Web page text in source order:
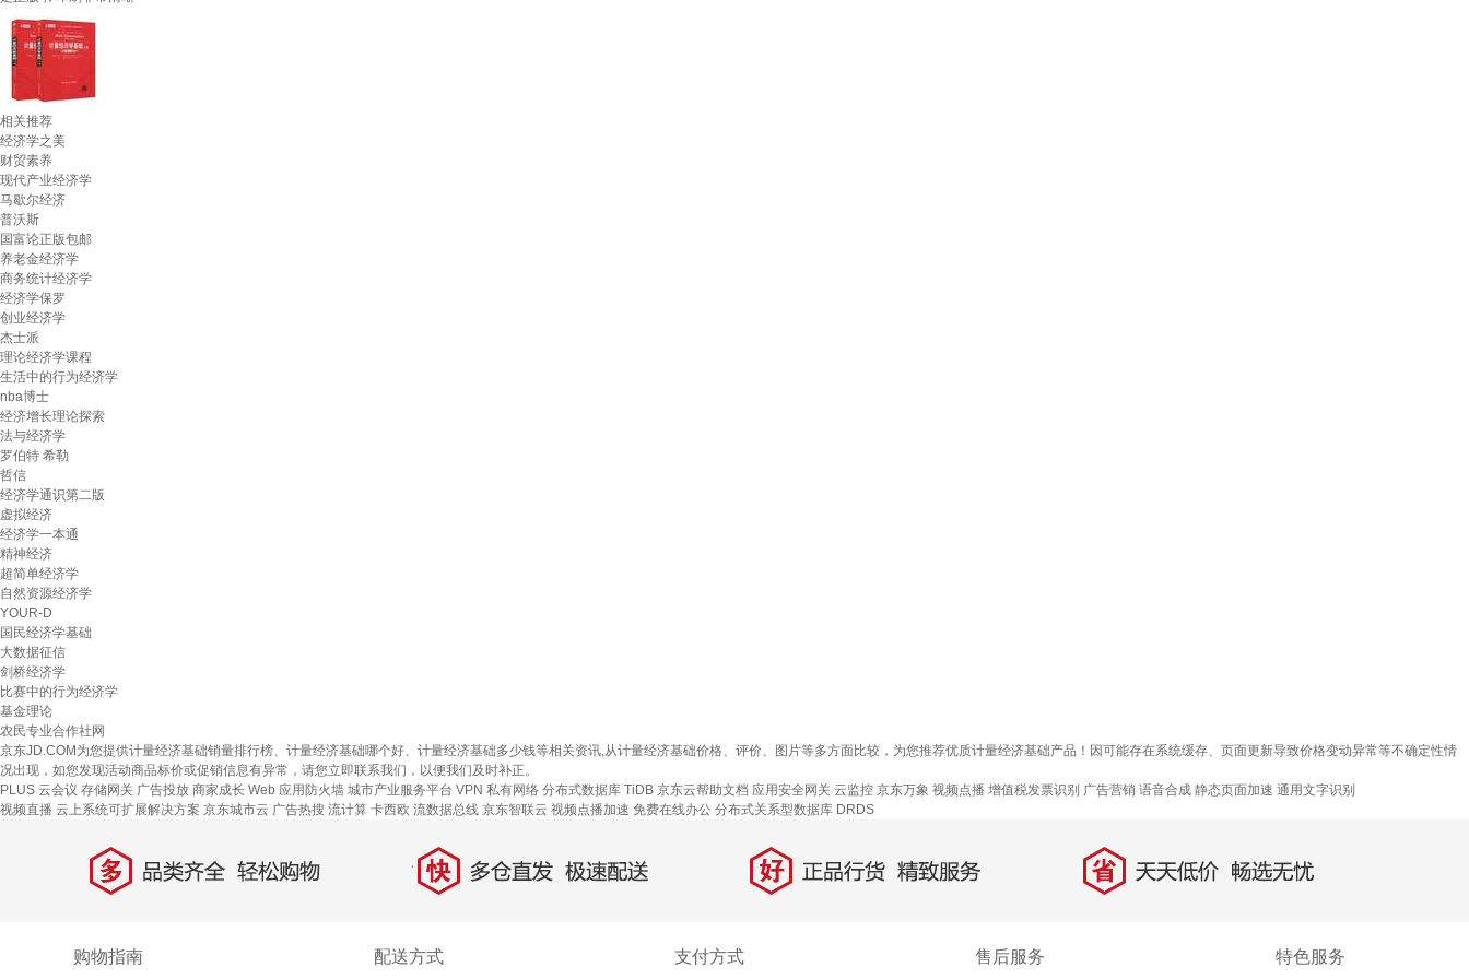
相关推荐
经济学之美
财贸素养
现代产业经济学
马歇尔经济
普沃斯
国富论正版包邮
养老金经济学
商务统计经济学
经济学保罗
创业经济学
杰士派
理论经济学课程
生活中的行为经济学
nba博士
经济增长理论探索
法与经济学
罗伯特 希勒
哲信
经济学通识第二版
虚拟经济
经济学一本通
精神经济
超简单经济学
自然资源经济学
YOUR-D
国民经济学基础
大数据征信
剑桥经济学
比赛中的行为经济学
基金理论
农民专业合作社网
京东JD.COM为您提供计量经济基础销量排行榜、计量经济基础哪个好、计量经济基础多少钱等相关资讯,从计量经济基础价格、评价、图片等多方面比较，为您推荐优质计量经济基础产品！因可能存在系统缓存、页面更新导致价格变动异常等不确定性情
况出现，如您发现活动商品标价或促销信息有异常，请您立即联系我们，以便我们及时补正。
PLUS 云会议 存储网关 广告投放 商家成长 Web 应用防火墙 城市产业服务平台 VPN 私有网络 分布式数据库 TiDB 京东云帮助文档 应用安全网关 云监控 京东万象 视频点播 增值税发票识别 广告营销 语音合成 静态页面加速 通用文字识别
视频直播 云上系统可扩展解决方案 京东城市云 广告热搜 流计算 卡西欧 流数据总线 京东智联云 视频点播加速 免费在线办公 分布式关系型数据库 DRDS
多 品类齐全，轻松购物 快 多仓直发，极速配送 好 正品行货，精致服务 省 天天低价，畅选无忧
购物指南 配送方式 支付方式 售后服务 特色服务